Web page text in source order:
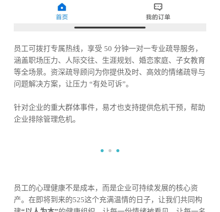
员工可拨打专属热线，享受 50 分钟一对一专业疏导服务，
涵盖职场压力、人际交往、生涯规划、婚恋家庭、子女教育
等全场景。资深疏导顾问为你提供及时、高效的情绪疏导与
问题解决方案，让压力 “有处可诉”。
针对企业的重大群体事件，易才也支持提供危机干预，帮助
企业排除管理危机。
员工的心理健康不是成本，而是企业可持续发展的核心资
产。在即将到来的525这个充满温情的日子，让我们共同构